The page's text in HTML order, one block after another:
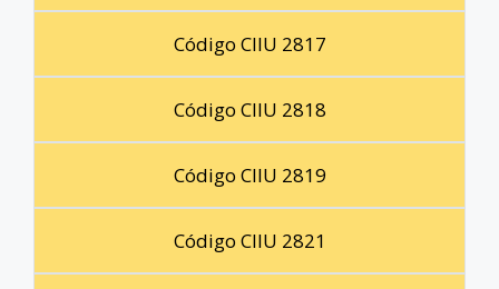
Código CIIU 2817
Código CIIU 2818
Código CIIU 2819
Código CIIU 2821